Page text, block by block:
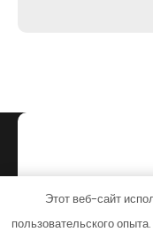
Этот веб-сайт
пользовательского